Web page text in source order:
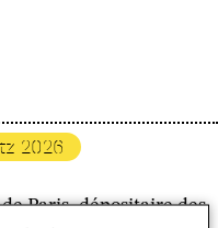
2026
Paris, dépositaire des